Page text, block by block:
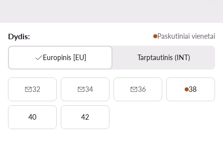
Dydis: Paskutiniai vienetai
Europinis [EU] Tarptautinis (INT)
32 34 36 38
40 42